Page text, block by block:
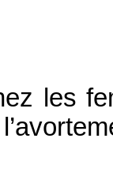
les